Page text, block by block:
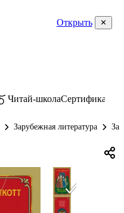
Открыть
Читай-школаСертификаты
Зарубежная литература